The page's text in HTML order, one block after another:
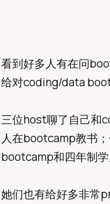
看到好多人有在问
给对coding/data
三位host聊了自己和
人在bootcamp教书
bootcamp和四年制学
她们也有给好多非常